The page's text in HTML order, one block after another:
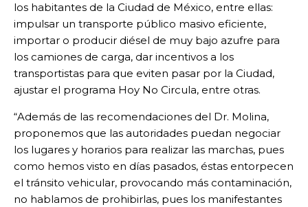
los habitantes de la Ciudad de México, entre ellas:
impulsar un transporte público masivo eficiente,
importar o producir diésel de muy bajo azufre para
los camiones de carga, dar incentivos a los
transportistas para que eviten pasar por la Ciudad,
ajustar el programa Hoy No Circula, entre otras.
“Además de las recomendaciones del Dr. Molina,
proponemos que las autoridades puedan negociar
los lugares y horarios para realizar las marchas, pues
como hemos visto en días pasados, éstas entorpecen
el tránsito vehicular, provocando más contaminación,
no hablamos de prohibirlas, pues los manifestantes